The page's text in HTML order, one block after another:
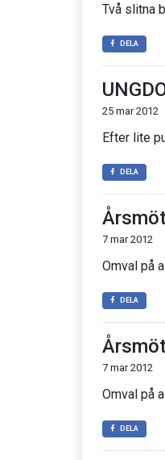
Två slitna
DELA
25 mar 2012
Efter lite
DELA
7 mar 2012
Omval på
DELA
7 mar 2012
Omval på
DELA